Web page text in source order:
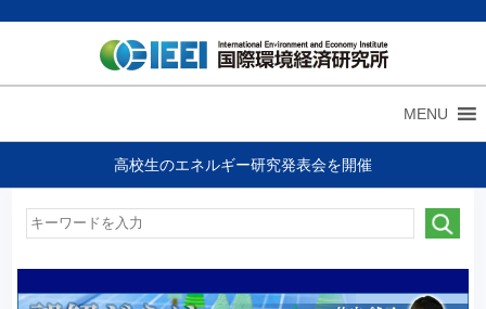
MENU
高校生のエネルギー研究発表会を開催